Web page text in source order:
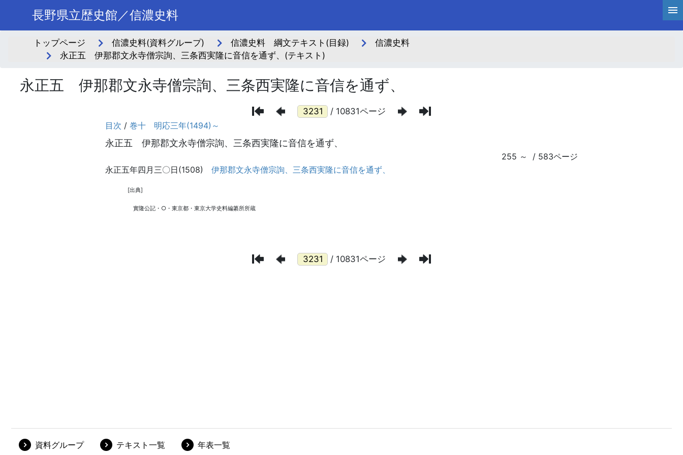
長野県立歴史館／信濃史料
トップページ 信濃史料(資料グループ) 信濃史料 綱文テキスト(目録)
信濃史料
永正五 伊那郡文永寺僧宗詢、三条西実隆に音信を通ず、(テキスト)
永正五 伊那郡文永寺僧宗詢、三条西実隆に音信を通ず、
/ 10831ページ
/ 10831ページ
資料グループ テキスト一覧 年表一覧